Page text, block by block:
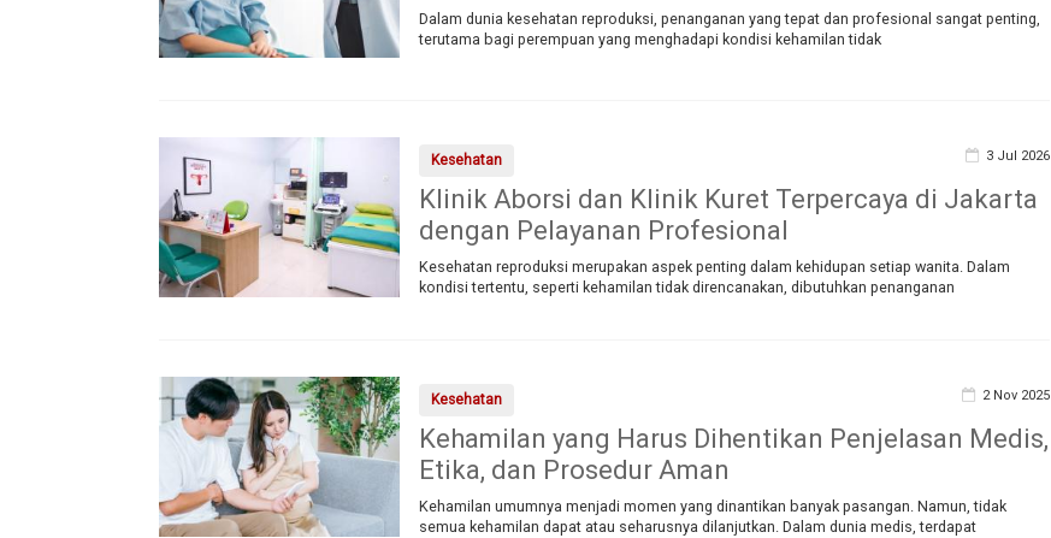
Dalam dunia kesehatan reproduksi, penanganan yang tepat dan profesional sangat penting,
terutama bagi perempuan yang menghadapi kondisi kehamilan tidak
Kesehatan 3 Jul 2026
Klinik Aborsi dan Klinik Kuret Terpercaya di Jakarta
dengan Pelayanan Profesional
Kesehatan reproduksi merupakan aspek penting dalam kehidupan setiap wanita. Dalam
kondisi tertentu, seperti kehamilan tidak direncanakan, dibutuhkan penanganan
Kesehatan 2 Nov 2025
Kehamilan yang Harus Dihentikan Penjelasan Medis,
Etika, dan Prosedur Aman
Kehamilan umumnya menjadi momen yang dinantikan banyak pasangan. Namun, tidak
semua kehamilan dapat atau seharusnya dilanjutkan. Dalam dunia medis, terdapat